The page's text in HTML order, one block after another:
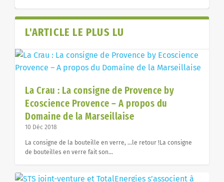
Bénédictions de deux nouvelles embarcations
de sauvetage de la station SNSM d’Hyères
Sauveteurs en mer _ La SNSM ou le récit de la
famille orange
Falaize Energies Alternatives, troisième
distributeur national de B100
L'ARTICLE LE PLUS LU
La Crau : La consigne de Provence by
Ecoscience Provence – A propos du
Domaine de la Marseillaise
10 Déc 2018
La consigne de la bouteille en verre, …le retour !La consigne
de bouteilles en verre fait son...